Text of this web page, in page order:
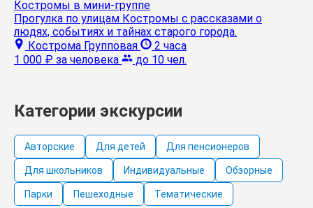
Костромы в мини-группе
Прогулка по улицам Костромы с рассказами о
людях, событиях и тайнах старого города.
Кострома Групповая
2 часа
1 000 ₽ за человека до 10 чел.
Категории экскурсии
Авторские Для детей Для пенсионеров
Для школьников Индивидуальные Обзорные
Парки Пешеходные Тематические